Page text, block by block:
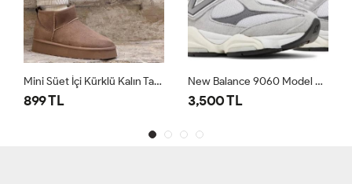
Mini Süet İçi Kürklü Kalın Taban Kadın Ugg Bot Koyu Bej
899 TL
New Balance 9060 Model Spor Ayakkabı Gri
3,500 TL